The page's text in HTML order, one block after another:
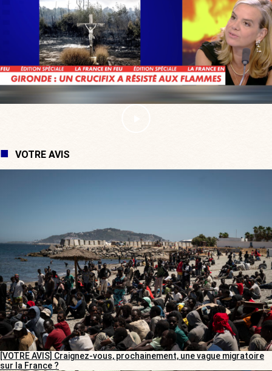
VOTRE AVIS
[VOTRE AVIS] Craignez-vous, prochainement, une vague migratoire
sur la France ?